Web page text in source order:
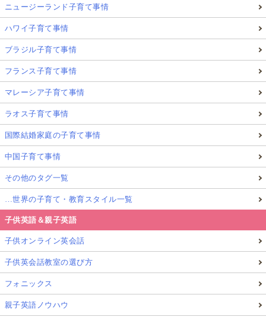
ニュージーランド子育て事情
ハワイ子育て事情
ブラジル子育て事情
フランス子育て事情
マレーシア子育て事情
ラオス子育て事情
国際結婚家庭の子育て事情
中国子育て事情
その他のタグ一覧
…世界の子育て・教育スタイル一覧
子供英語＆親子英語
子供オンライン英会話
子供英会話教室の選び方
フォニックス
親子英語ノウハウ